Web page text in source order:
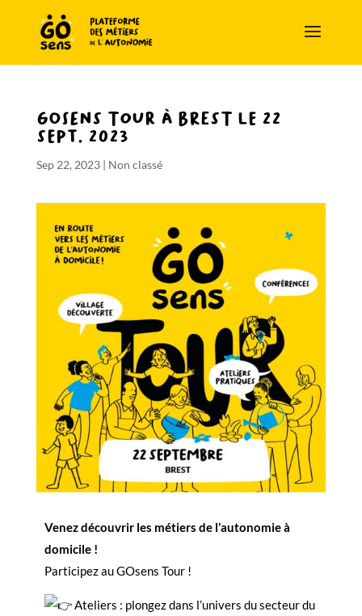
GOsens Tour à Brest le 22
sept. 2023
Sep 22, 2023| Non classé
Venez découvrir les métiers de l’autonomie à
domicile !
Participez au GOsens Tour !
Ateliers : plongez dans l’univers du secteur du